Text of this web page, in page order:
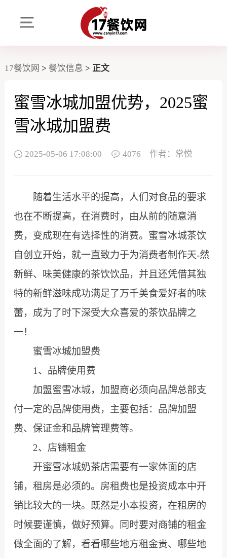
17餐饮网 > 餐饮信息 > 正文
蜜雪冰城加盟优势，2025蜜
雪冰城加盟费
2025-05-06 17:08:00 4076 作者：常悦
随着生活水平的提高，人们对食品的要求
也在不断提高，在消费时，由从前的随意消
费，变成现在有选择性的消费。蜜雪冰城茶饮
自创立开始，就一直致力于为消费者制作天-然
新鲜、味美健康的茶饮饮品，并且还凭借其独
特的新鲜滋味成功满足了万千美食爱好者的味
蕾，成为了时下深受大众喜爱的茶饮品牌之
一！
蜜雪冰城加盟费
1、品牌使用费
加盟蜜雪冰城，加盟商必须向品牌总部支
付一定的品牌使用费，主要包括：品牌加盟
费、保证金和品牌管理费等。
2、店铺租金
开蜜雪冰城奶茶店需要有一家体面的店
铺，租房是必须的。房租费也是投资成本中开
销比较大的一块。既然是小本投资，在租房的
时候要谨慎，做好预算。同时要对商铺的租金
做全面的了解，看看哪些地方租金贵、哪些地